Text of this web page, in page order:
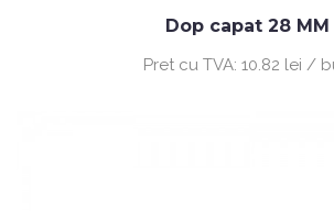
Dop capat 28 MM
Pret cu TVA: 10.82 lei /